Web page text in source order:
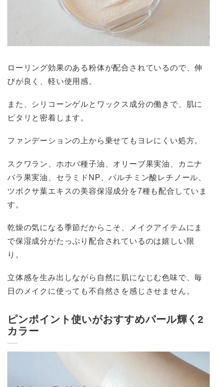
ローリング効果のある粉体が配合されているので、伸
びが良く、軽い使用感。
また、シリコーンゲルとワックス成分の働きで、肌に
ピタリと密着します。
ファンデーションの上から乗せてもヨレにくい処方。
スクワラン、ホホバ種子油、オリーブ果実油、カニナ
バラ果実油、セラミドNP、パルチミン酸レチノール、
ツボクサ葉エキスの美容保湿成分を7種も配合していま
す。
乾燥の気になる季節だからこそ、メイクアイテムにま
で保湿成分がたっぷり配合されているのは嬉しい限
り。
立体感を生み出しながら自然に肌になじむ色味で、毎
日のメイクに使っても不自然さを感じさせません。
ピンポイント使いがおすすめパール輝く2
カラー